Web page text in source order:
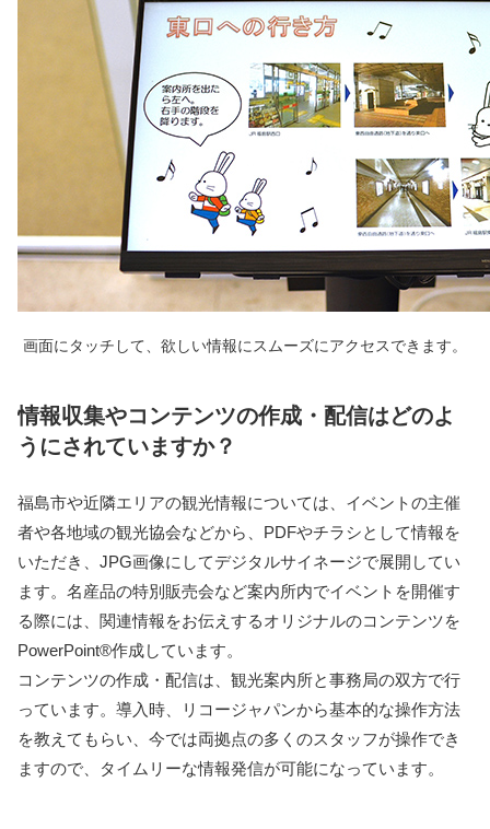
画面にタッチして、欲しい情報にスムーズにアクセスできます。
情報収集やコンテンツの作成・配信はどのよ
うにされていますか？
福島市や近隣エリアの観光情報については、イベントの主催
者や各地域の観光協会などから、PDFやチラシとして情報を
いただき、JPG画像にしてデジタルサイネージで展開してい
ます。名産品の特別販売会など案内所内でイベントを開催す
る際には、関連情報をお伝えするオリジナルのコンテンツを
PowerPoint®作成しています。
コンテンツの作成・配信は、観光案内所と事務局の双方で行
っています。導入時、リコージャパンから基本的な操作方法
を教えてもらい、今では両拠点の多くのスタッフが操作でき
ますので、タイムリーな情報発信が可能になっています。